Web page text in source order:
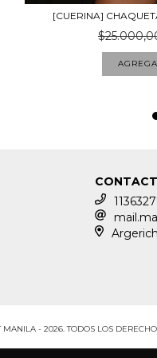
[CUERINA]
MANILA - 2026. TODOS LOS